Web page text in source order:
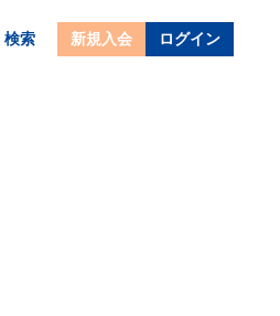
検索 新規入会 ログイン